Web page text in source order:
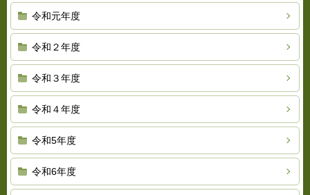
令和元年度
令和２年度
令和３年度
令和４年度
令和5年度
令和6年度